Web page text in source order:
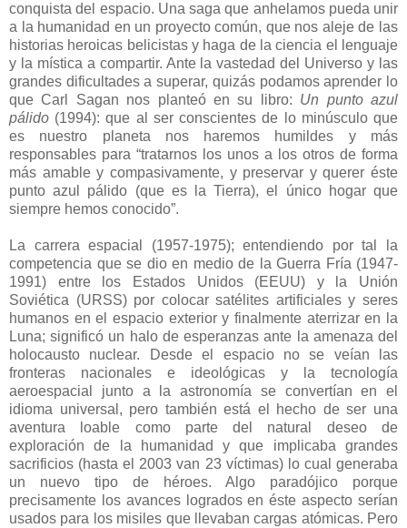
conquista del espacio. Una saga que anhelamos pueda unir
a la humanidad en un proyecto común, que nos aleje de las
historias heroicas belicistas y haga de la ciencia el lenguaje
y la mística a compartir. Ante la vastedad del Universo y las
grandes dificultades a superar, quizás podamos aprender lo
que Carl Sagan nos planteó en su libro: Un punto azul
pálido (1994): que al ser conscientes de lo minúsculo que
es nuestro planeta nos haremos humildes y más
responsables para “tratarnos los unos a los otros de forma
más amable y compasivamente, y preservar y querer éste
punto azul pálido (que es la Tierra), el único hogar que
siempre hemos conocido”.
La carrera espacial (1957-1975); entendiendo por tal la
competencia que se dio en medio de la Guerra Fría (1947-
1991) entre los Estados Unidos (EEUU) y la Unión
Soviética (URSS) por colocar satélites artificiales y seres
humanos en el espacio exterior y finalmente aterrizar en la
Luna; significó un halo de esperanzas ante la amenaza del
holocausto nuclear. Desde el espacio no se veían las
fronteras nacionales e ideológicas y la tecnología
aeroespacial junto a la astronomía se convertían en el
idioma universal, pero también está el hecho de ser una
aventura loable como parte del natural deseo de
exploración de la humanidad y que implicaba grandes
sacrificios (hasta el 2003 van 23 víctimas) lo cual generaba
un nuevo tipo de héroes. Algo paradójico porque
precisamente los avances logrados en éste aspecto serían
usados para los misiles que llevaban cargas atómicas. Pero